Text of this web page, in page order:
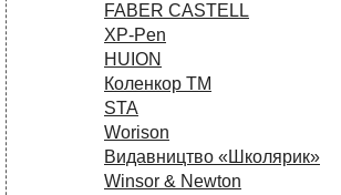
FABER CASTELL
XP-Pen
HUION
Коленкор ТМ
STA
Worison
Видавництво «Школярик»
Winsor & Newton